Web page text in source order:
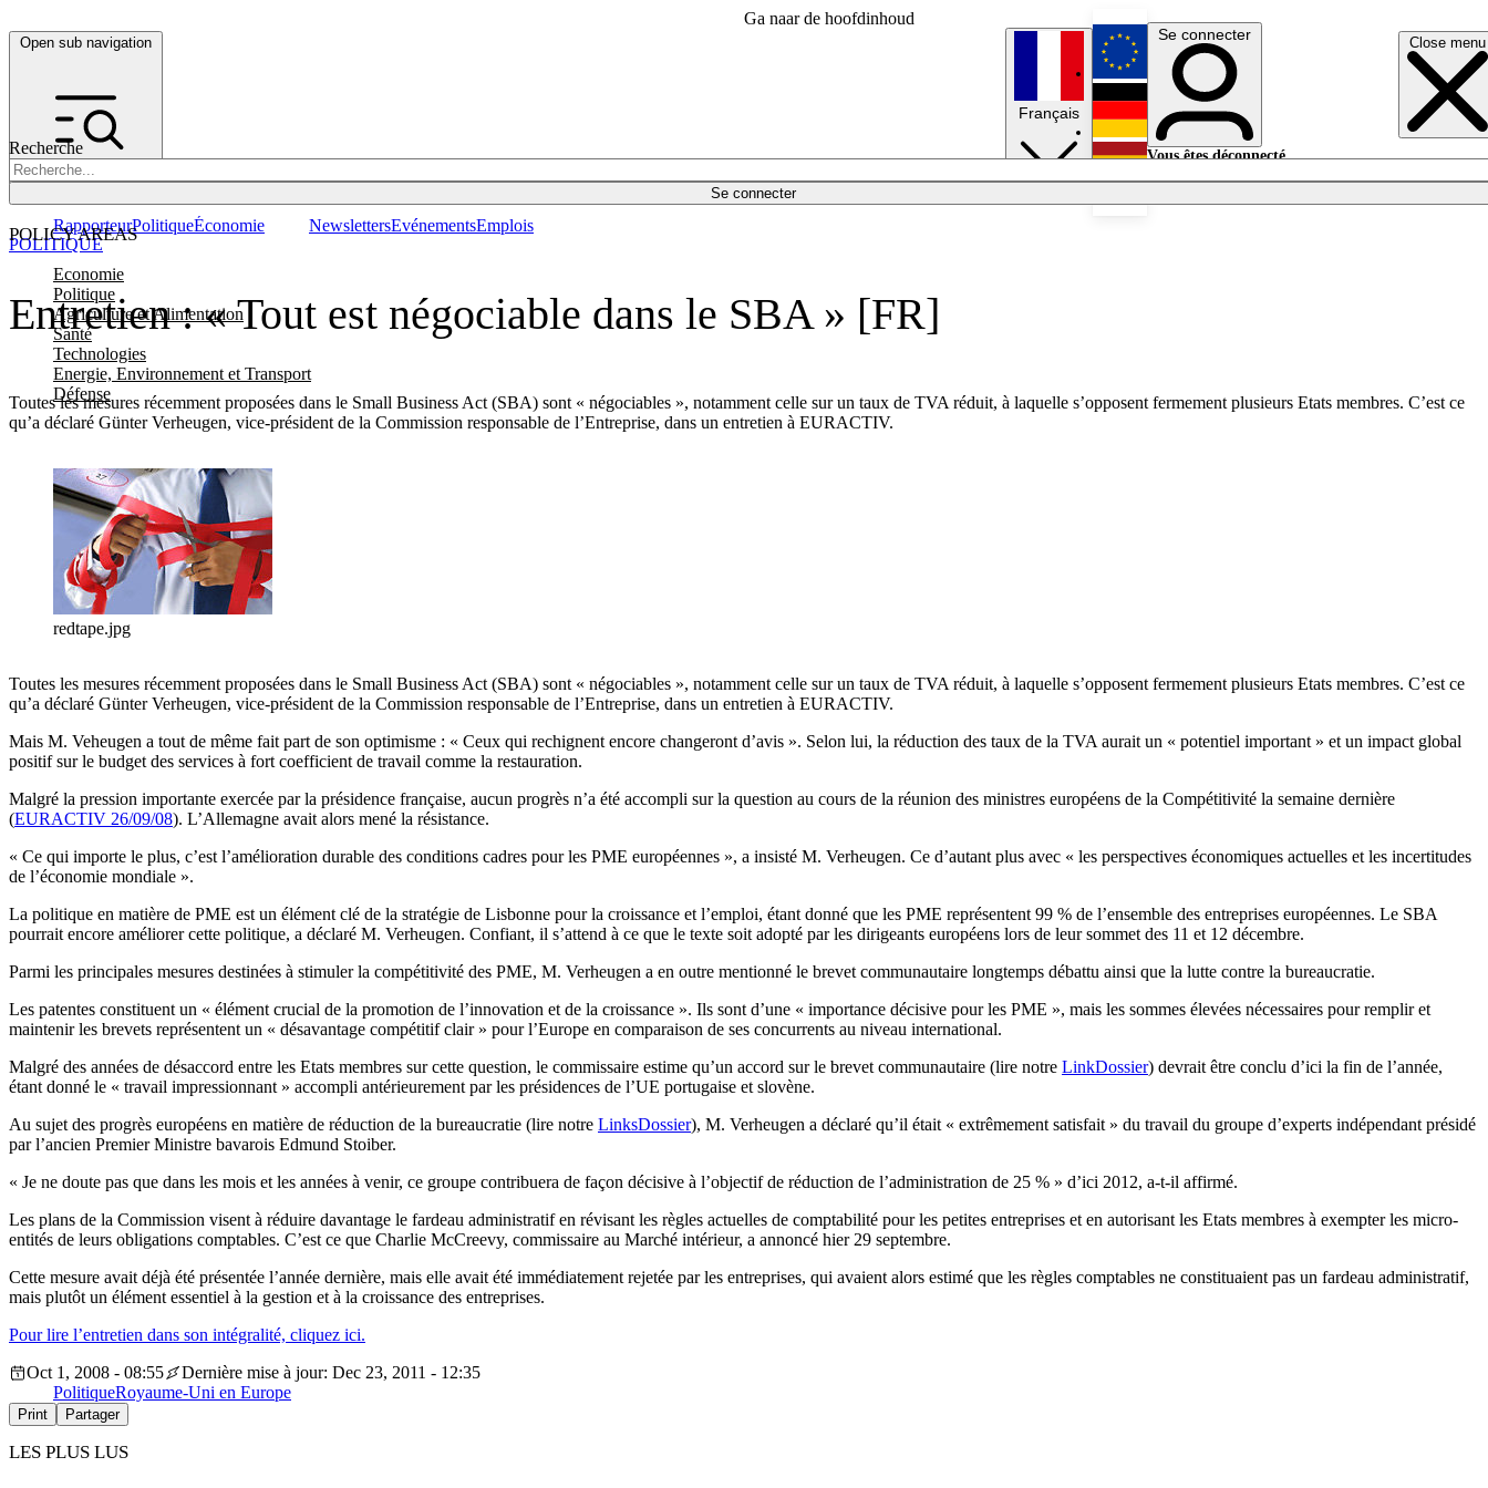
Ga naar de hoofdinhoud
Open sub navigation Close menu
Recherche
Se connecter
POLICY AREAS
Economie
Politique
Agriculture et Alimentation
Santé
Technologies
Energie, Environnement et Transport
Défense
RapporteurPolitiqueÉconomie NewslettersEvénementsEmplois
Français
English
Deutsch
Se connecter
Vous êtes déconnecté.
Entretien : « Tout est négociable dans le SBA » [FR]
Toutes les mesures récemment proposées dans le Small Business Act (SBA) sont « négociables », notamment celle sur un taux de TVA réduit, à laquelle s’opposent fermement plusieurs Etats membres. C’est ce
qu’a déclaré Günter Verheugen, vice-président de la Commission responsable de l’Entreprise, dans un entretien à EURACTIV.
POLITIQUE
redtape.jpg
Toutes les mesures récemment proposées dans le Small Business Act (SBA) sont « négociables », notamment celle sur un taux de TVA réduit, à laquelle s’opposent fermement plusieurs Etats membres. C’est ce
qu’a déclaré Günter Verheugen, vice-président de la Commission responsable de l’Entreprise, dans un entretien à EURACTIV.
Mais M. Veheugen a tout de même fait part de son optimisme : « Ceux qui rechignent encore changeront d’avis ». Selon lui, la réduction des taux de la TVA aurait un « potentiel important » et un impact global
positif sur le budget des services à fort coefficient de travail comme la restauration.
Malgré la pression importante exercée par la présidence française, aucun progrès n’a été accompli sur la question au cours de la réunion des ministres européens de la Compétitivité la semaine dernière
(EURACTIV 26/09/08). L’Allemagne avait alors mené la résistance.
« Ce qui importe le plus, c’est l’amélioration durable des conditions cadres pour les PME européennes », a insisté M. Verheugen. Ce d’autant plus avec « les perspectives économiques actuelles et les incertitudes
de l’économie mondiale ».
La politique en matière de PME est un élément clé de la stratégie de Lisbonne pour la croissance et l’emploi, étant donné que les PME représentent 99 % de l’ensemble des entreprises européennes. Le SBA
pourrait encore améliorer cette politique, a déclaré M. Verheugen. Confiant, il s’attend à ce que le texte soit adopté par les dirigeants européens lors de leur sommet des 11 et 12 décembre.
Parmi les principales mesures destinées à stimuler la compétitivité des PME, M. Verheugen a en outre mentionné le brevet communautaire longtemps débattu ainsi que la lutte contre la bureaucratie.
Les patentes constituent un « élément crucial de la promotion de l’innovation et de la croissance ». Ils sont d’une « importance décisive pour les PME », mais les sommes élevées nécessaires pour remplir et
maintenir les brevets représentent un « désavantage compétitif clair » pour l’Europe en comparaison de ses concurrents au niveau international.
Malgré des années de désaccord entre les Etats membres sur cette question, le commissaire estime qu’un accord sur le brevet communautaire (lire notre LinkDossier) devrait être conclu d’ici la fin de l’année,
étant donné le « travail impressionnant » accompli antérieurement par les présidences de l’UE portugaise et slovène.
Au sujet des progrès européens en matière de réduction de la bureaucratie (lire notre LinksDossier), M. Verheugen a déclaré qu’il était « extrêmement satisfait » du travail du groupe d’experts indépendant présidé
par l’ancien Premier Ministre bavarois Edmund Stoiber.
« Je ne doute pas que dans les mois et les années à venir, ce groupe contribuera de façon décisive à l’objectif de réduction de l’administration de 25 % » d’ici 2012, a-t-il affirmé.
Les plans de la Commission visent à réduire davantage le fardeau administratif en révisant les règles actuelles de comptabilité pour les petites entreprises et en autorisant les Etats membres à exempter les micro-
entités de leurs obligations comptables. C’est ce que Charlie McCreevy, commissaire au Marché intérieur, a annoncé hier 29 septembre.
Cette mesure avait déjà été présentée l’année dernière, mais elle avait été immédiatement rejetée par les entreprises, qui avaient alors estimé que les règles comptables ne constituaient pas un fardeau administratif,
mais plutôt un élément essentiel à la gestion et à la croissance des entreprises.
Pour lire l’entretien dans son intégralité, cliquez ici.
Oct 1, 2008 - 08:55
Dernière mise à jour: Dec 23, 2011 - 12:35
PolitiqueRoyaume-Uni en Europe
Print Partager
LES PLUS LUS